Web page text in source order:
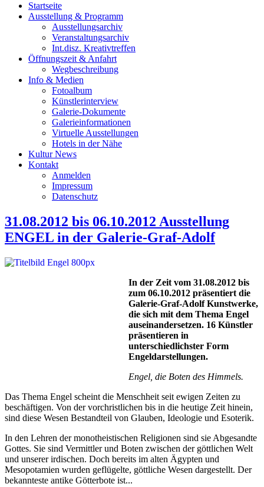
Startseite
Ausstellung & Programm
Ausstellungsarchiv
Veranstaltungsarchiv
Int.disz. Kreativtreffen
Öffnungszeit & Anfahrt
Wegbeschreibung
Info & Medien
Fotoalbum
Künstlerinterview
Galerie-Dokumente
Galerieinformationen
Virtuelle Ausstellungen
Hotels in der Nähe
Kultur News
Kontakt
Anmelden
Impressum
Datenschutz
31.08.2012 bis 06.10.2012 Ausstellung
ENGEL in der Galerie-Graf-Adolf
In der Zeit vom 31.08.2012 bis
zum 06.10.2012 präsentiert die
Galerie-Graf-Adolf Kunstwerke,
die sich mit dem Thema Engel
auseinandersetzen. 16 Künstler
präsentieren in
unterschiedlichster Form
Engeldarstellungen.
Engel, die Boten des Himmels.
Das Thema Engel scheint die Menschheit seit ewigen Zeiten zu
beschäftigen. Von der vorchristlichen bis in die heutige Zeit hinein,
sind diese Wesen Bestandteil von Glauben, Ideologie und Esoterik.
In den Lehren der monotheistischen Religionen sind sie Abgesandte
Gottes. Sie sind Vermittler und Boten zwischen der göttlichen Welt
und unserer irdischen. Doch bereits im alten Ägypten und
Mesopotamien wurden geflügelte, göttliche Wesen dargestellt. Der
bekannteste antike Götterbote ist...